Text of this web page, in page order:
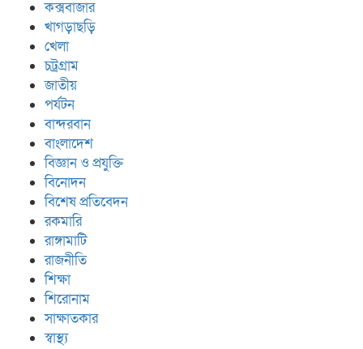
কক্সবাজার
খাগড়াছড়ি
খেলা
চট্রগ্রাম
জাতীয়
পর্যটন
বান্দরবান
বাংলাদেশ
বিজ্ঞান ও প্রযুক্তি
বিনোদন
বিশেষ প্রতিবেদন
রকমারি
রাঙ্গামাটি
রাজনীতি
শিক্ষা
শিরোনাম
সাক্ষাতকার
স্বাস্থ্য